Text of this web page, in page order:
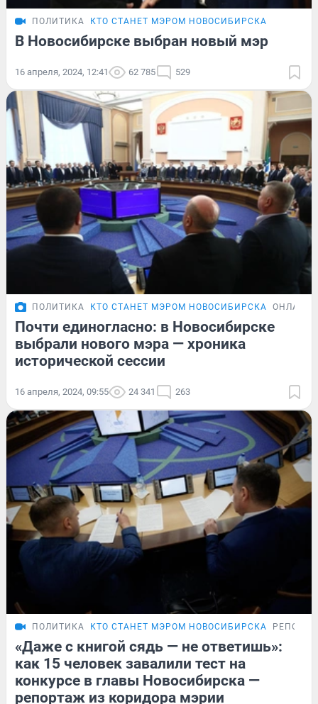
ПОЛИТИКА КТО СТАНЕТ МЭРОМ НОВОСИБИРСКА
В Новосибирске выбран новый мэр
16 апреля, 2024, 12:41 62 785 529
ПОЛИТИКА КТО СТАНЕТ МЭРОМ НОВОСИБИРСКА ОНЛАЙН-
Почти единогласно: в Новосибирске
выбрали нового мэра — хроника
исторической сессии
16 апреля, 2024, 09:55 24 341 263
ПОЛИТИКА КТО СТАНЕТ МЭРОМ НОВОСИБИРСКА
«Даже с книгой сядь — не ответишь»:
как 15 человек завалили тест на
конкурсе в главы Новосибирска —
репортаж из коридора мэрии